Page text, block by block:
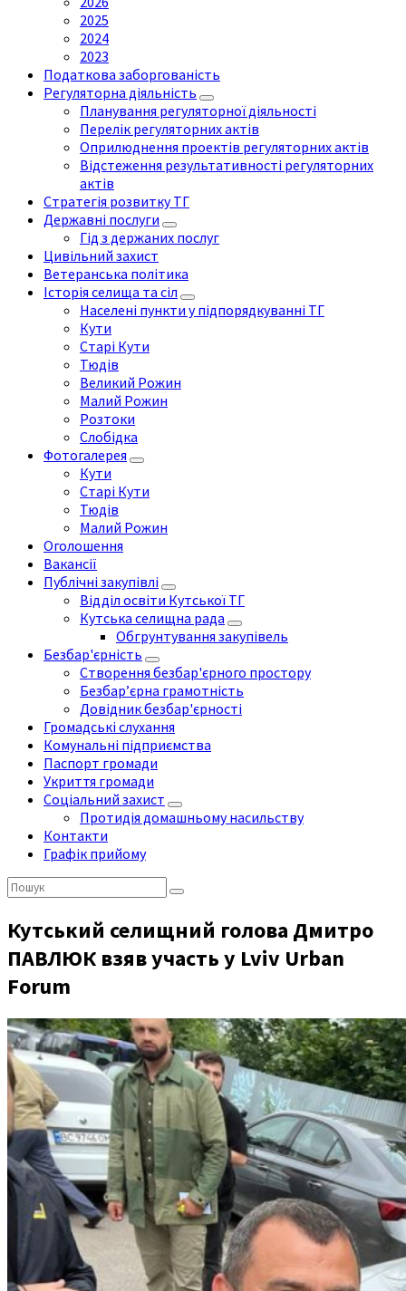
2025
2024
2023
Податкова заборгованість
Регуляторна діяльність
Планування регуляторної діяльності
Перелік регуляторних актів
Оприлюднення проектів регуляторних актів
Відстеження результативності регуляторних
актів
Стратегія розвитку ТГ
Державні послуги
Гід з держаних послуг
Цивільний захист
Ветеранська політика
Історія селища та сіл
Населені пункти у підпорядкуванні ТГ
Кути
Старі Кути
Тюдів
Великий Рожин
Малий Рожин
Розтоки
Слобідка
Фотогалерея
Кути
Старі Кути
Тюдів
Малий Рожин
Оголошення
Вакансії
Публічні закупівлі
Відділ освіти Кутської ТГ
Кутська селищна рада
Обгрунтування закупівель
Безбар'єрність
Створення безбар'єрного простору
Безбар’єрна грамотність
Довідник безбар'єрності
Громадські слухання
Комунальні підприємства
Паспорт громади
Укриття громади
Соціальний захист
Протидія домашньому насильству
Контакти
Графік прийому
Пошук:
Кутський селищний голова Дмитро
ПАВЛЮК взяв участь у Lviv Urban
Forum